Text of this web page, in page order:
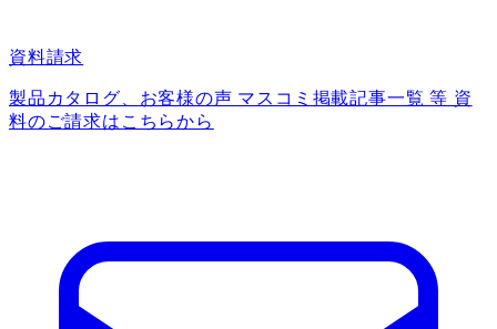
資料請求
製品カタログ、お客様の声 マスコミ掲載記事一覧 等 資
料のご請求はこちらから